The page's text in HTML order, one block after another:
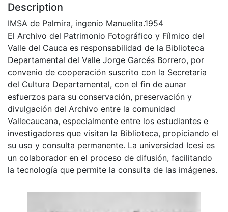
Description
IMSA de Palmira, ingenio Manuelita.1954
El Archivo del Patrimonio Fotográfico y Fílmico del
Valle del Cauca es responsabilidad de la Biblioteca
Departamental del Valle Jorge Garcés Borrero, por
convenio de cooperación suscrito con la Secretaria
del Cultura Departamental, con el fin de aunar
esfuerzos para su conservación, preservación y
divulgación del Archivo entre la comunidad
Vallecaucana, especialmente entre los estudiantes e
investigadores que visitan la Biblioteca, propiciando el
su uso y consulta permanente. La universidad Icesi es
un colaborador en el proceso de difusión, facilitando
la tecnología que permite la consulta de las imágenes.